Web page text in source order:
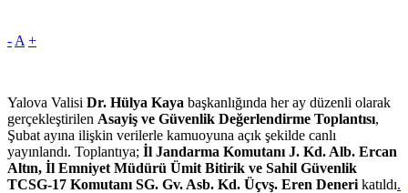
- A +
Yalova Valisi Dr. Hülya Kaya başkanlığında her ay düzenli olarak
gerçekleştirilen Asayiş ve Güvenlik Değerlendirme Toplantısı,
Şubat ayına ilişkin verilerle kamuoyuna açık şekilde canlı
yayınlandı. Toplantıya; İl Jandarma Komutanı J. Kd. Alb. Ercan
Altın, İl Emniyet Müdürü Ümit Bitirik ve Sahil Güvenlik
TCSG-17 Komutanı SG. Gv. Asb. Kd. Üçvş. Eren Deneri katıldı.